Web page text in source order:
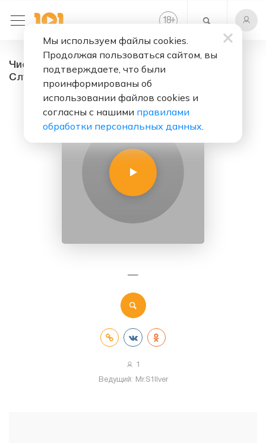
18+
Чисто пацанское радио - радио онлайн.
Слушать бесплатно
—
1
Ведущий: Mr.S1llver
Мы используем файлы cookies.
Продолжая пользоваться сайтом, вы
подтверждаете, что были
проинформированы об
использовании файлов cookies и
согласны с нашими правилами
обработки персональных данных.